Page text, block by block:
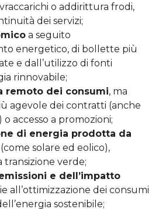
o addirittura frodi,
dei servizi;
a seguito
energetico, di bollette più
e dall’utilizzo di fonti
rinnovabile;
remoto dei consumi, ma
agevole dei contratti (anche
o accesso a promozioni;
di energia prodotta da
(come solare ed eolico),
verde;
e dell’impatto
all’ottimizzazione dei consumi
sostenibile;